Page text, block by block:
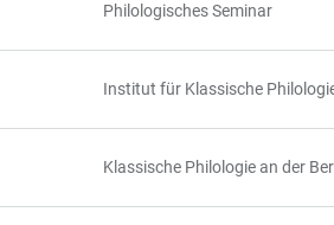
Philologisches Seminar
Institut für Klassische
Klassische Philologie an der